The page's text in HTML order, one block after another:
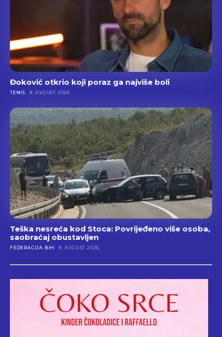
Đoković otkrio koji poraz ga najviše boli
TENIS 8. AVGUST 2026.
Teška nesreća kod Stoca: Povrijeđeno više osoba,
saobraćaj obustavljen
FEDERACIJA BIH 8. AVGUST 2026.